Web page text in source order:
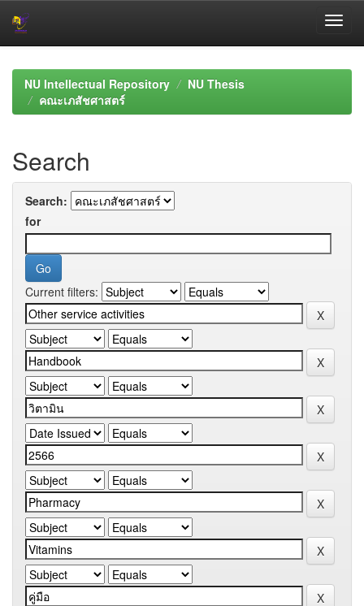
navigationNU Intellectual Repository
NU Thesis
คณะเภสัชศาสตร์
Search
Search:
for
Current filters: